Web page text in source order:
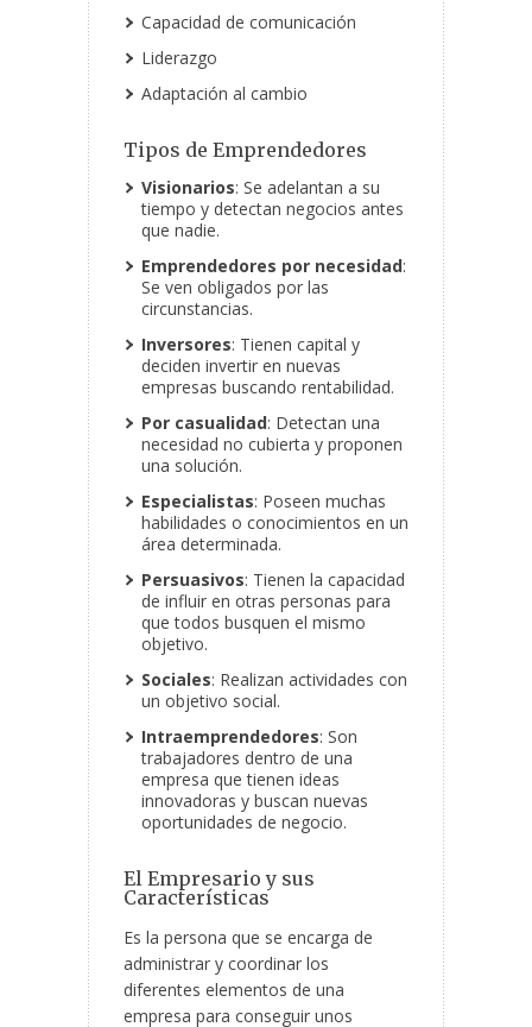
Capacidad de comunicación
Liderazgo
Adaptación al cambio
Tipos de Emprendedores
Visionarios: Se adelantan a su
tiempo y detectan negocios antes
que nadie.
Emprendedores por necesidad:
Se ven obligados por las
circunstancias.
Inversores: Tienen capital y
deciden invertir en nuevas
empresas buscando rentabilidad.
Por casualidad: Detectan una
necesidad no cubierta y proponen
una solución.
Especialistas: Poseen muchas
habilidades o conocimientos en un
área determinada.
Persuasivos: Tienen la capacidad
de influir en otras personas para
que todos busquen el mismo
objetivo.
Sociales: Realizan actividades con
un objetivo social.
Intraemprendedores: Son
trabajadores dentro de una
empresa que tienen ideas
innovadoras y buscan nuevas
oportunidades de negocio.
El Empresario y sus
Características
Es la persona que se encarga de
administrar y coordinar los
diferentes elementos de una
empresa para conseguir unos